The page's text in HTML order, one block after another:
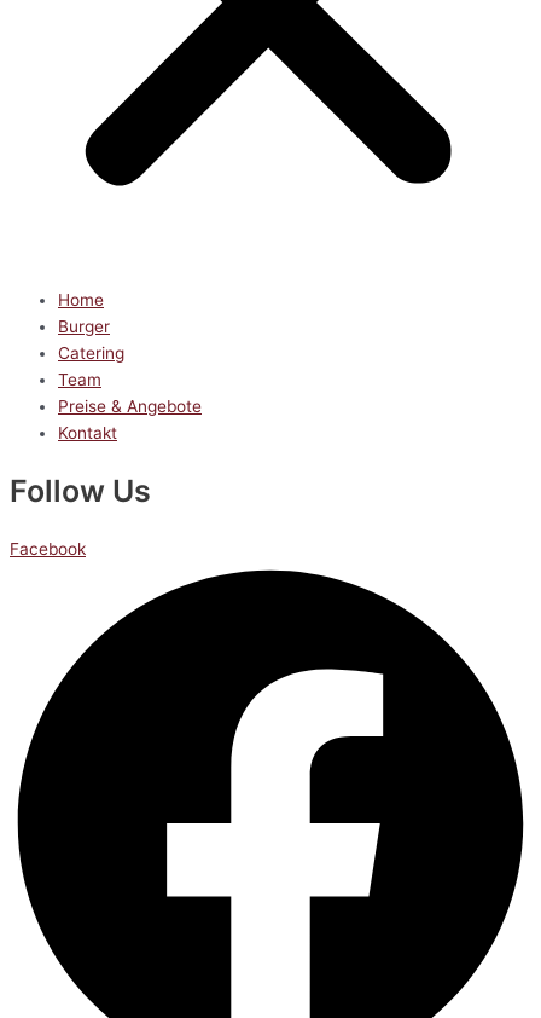
Home
Burger
Catering
Team
Preise & Angebote
Kontakt
Follow Us
Facebook